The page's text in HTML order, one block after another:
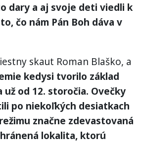
dary a aj svoje deti viedli k
čo nám Pán Boh dáva v
skaut Roman Blaško, a
kedysi tvorilo základ
od 12. storočia. Ovečky
po niekoľkých desiatkach
značne zdevastovaná
lokalita, ktorú